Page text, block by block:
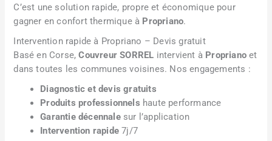
C’est une solution rapide, propre et économique pour
gagner en confort thermique à Propriano.
Intervention rapide à Propriano – Devis gratuit
Basé en Corse,Couvreur SORREL intervient à Propriano et
dans toutes les communes voisines. Nos engagements :
Diagnostic et devis gratuits
Produits professionnels haute performance
Garantie décennalesur l’application
Intervention rapide 7j/7